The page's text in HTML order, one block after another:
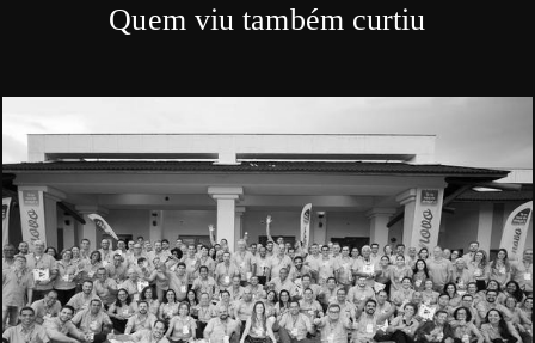
Quem viu também curtiu